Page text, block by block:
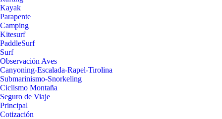
Kayak
Parapente
Camping
Kitesurf
PaddleSurf
Surf
Observación Aves
Canyoning-Escalada-Rapel-Tirolina
Submarinismo-Snorkeling
Ciclismo Montaña
Seguro de Viaje
Principal
Cotización